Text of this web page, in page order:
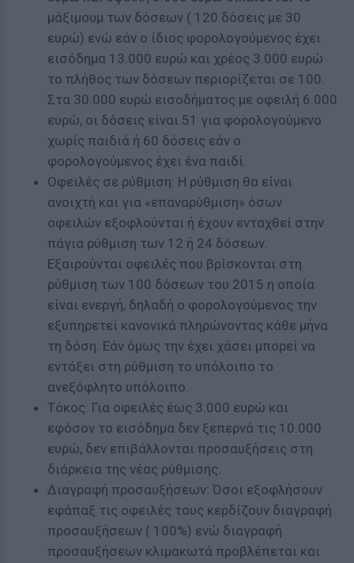
μάξιμουμ των δόσεων ( 120 δόσεις με 30
ευρώ) ενώ εάν ο ίδιος φορολογούμενος έχει
εισόδημα 13.000 ευρώ και χρέος 3.000 ευρώ
το πλήθος των δόσεων περιορίζεται σε 100.
Στα 30.000 ευρώ εισοδήματος με οφειλή 6.000
ευρώ, οι δόσεις είναι 51 για φορολογούμενο
χωρίς παιδιά ή 60 δόσεις εάν ο
φορολογούμενος έχει ένα παιδί.
Οφειλές σε ρύθμιση: Η ρύθμιση θα είναι
ανοιχτή και για «επαναρύθμιση» όσων
οφειλών εξοφλούνται ή έχουν ενταχθεί στην
πάγια ρύθμιση των 12 ή 24 δόσεων.
Εξαιρούνται οφειλές που βρίσκονται στη
ρύθμιση των 100 δόσεων του 2015 η οποία
είναι ενεργή, δηλαδή ο φορολογούμενος την
εξυπηρετεί κανονικά πληρώνοντας κάθε μήνα
τη δόση. Εάν όμως την έχει χάσει μπορεί να
εντάξει στη ρύθμιση το υπόλοιπο το
ανεξόφλητο υπόλοιπο.
Τόκος: Για οφειλές έως 3.000 ευρώ και
εφόσον το εισόδημα δεν ξεπερνά τις 10.000
ευρώ, δεν επιβάλλονται προσαυξήσεις στη
διάρκεια της νέας ρύθμισης.
Διαγραφή προσαυξήσεων: Όσοι εξοφλήσουν
εφάπαξ τις οφειλές τους κερδίζουν διαγραφή
προσαυξήσεων ( 100%) ενώ διαγραφή
προσαυξήσεων κλιμακωτά προβλέπεται και